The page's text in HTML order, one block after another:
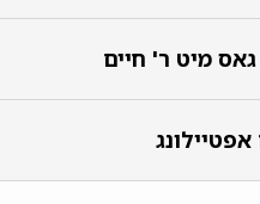
גאס מיט ר' חיים
אפטיילונג